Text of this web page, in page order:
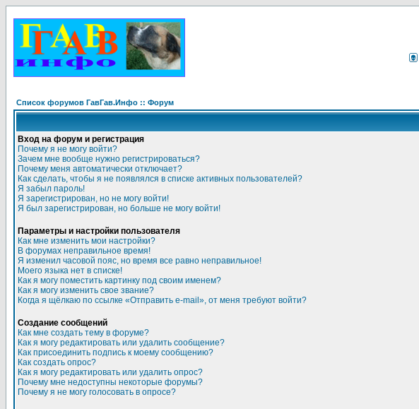
Список форумов ГавГав.Инфо :: Форум
Вход на форум и регистрация
Почему я не могу войти?
Зачем мне вообще нужно регистрироваться?
Почему меня автоматически отключает?
Как сделать, чтобы я не появлялся в списке активных пользователей?
Я забыл пароль!
Я зарегистрирован, но не могу войти!
Я был зарегистрирован, но больше не могу войти!
Параметры и настройки пользователя
Как мне изменить мои настройки?
В форумах неправильное время!
Я изменил часовой пояс, но время все равно неправильное!
Моего языка нет в списке!
Как я могу поместить картинку под своим именем?
Как я могу изменить свое звание?
Когда я щёлкаю по ссылке «Отправить e-mail», от меня требуют войти?
Создание сообщений
Как мне создать тему в форуме?
Как я могу редактировать или удалить сообщение?
Как присоединить подпись к моему сообщению?
Как создать опрос?
Как я могу редактировать или удалить опрос?
Почему мне недоступны некоторые форумы?
Почему я не могу голосовать в опросе?